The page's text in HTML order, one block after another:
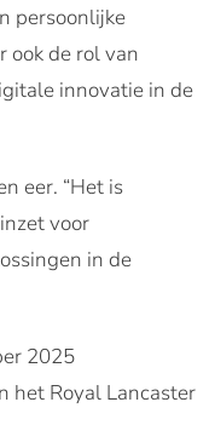
persoonlijke
ook de rol van
innovatie in de
eer. “Het is
voor
in de
2025
het Royal Lancaster